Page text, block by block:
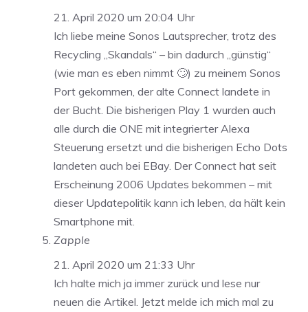
21. April 2020 um 20:04 Uhr
Ich liebe meine Sonos Lautsprecher, trotz des
Recycling „Skandals“ – bin dadurch „günstig“
(wie man es eben nimmt 🙄) zu meinem Sonos
Port gekommen, der alte Connect landete in
der Bucht. Die bisherigen Play 1 wurden auch
alle durch die ONE mit integrierter Alexa
Steuerung ersetzt und die bisherigen Echo Dots
landeten auch bei EBay. Der Connect hat seit
Erscheinung 2006 Updates bekommen – mit
dieser Updatepolitik kann ich leben, da hält kein
Smartphone mit.
Zapple
21. April 2020 um 21:33 Uhr
Ich halte mich ja immer zurück und lese nur
neuen die Artikel. Jetzt melde ich mich mal zu